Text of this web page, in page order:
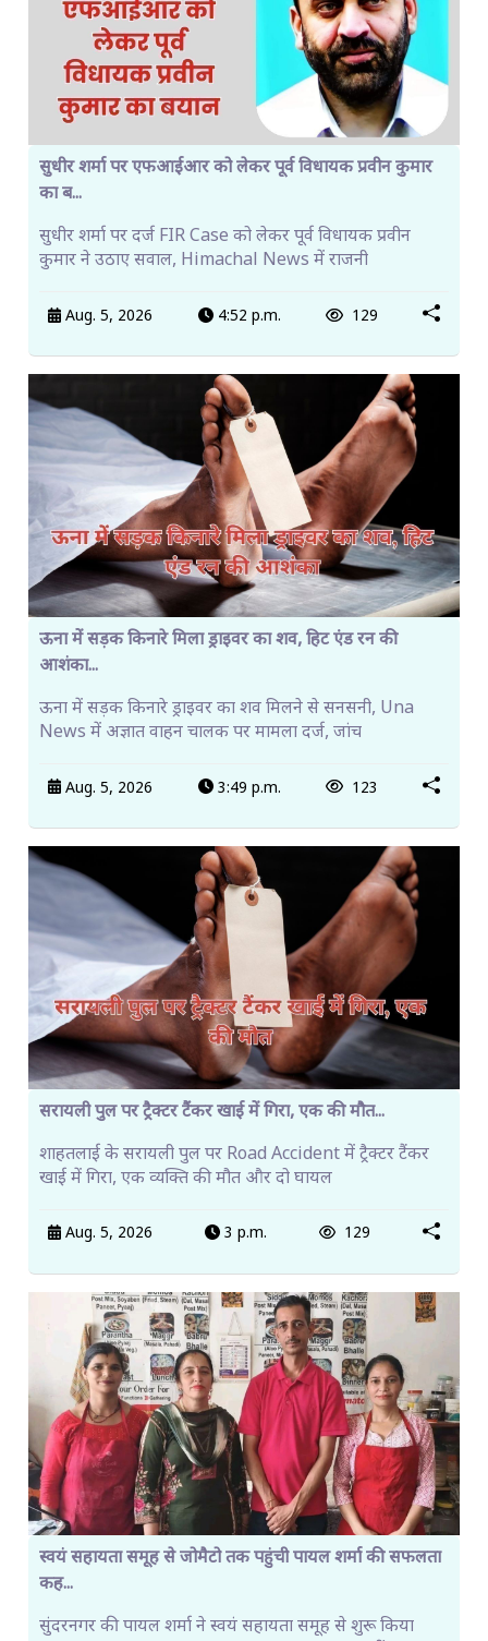
सुधीर शर्मा पर एफआईआर को लेकर पूर्व विधायक प्रवीन कुमार
का ब...
सुधीर शर्मा पर दर्ज FIR Case को लेकर पूर्व विधायक प्रवीन
कुमार ने उठाए सवाल, Himachal News में राजनी
Aug. 5, 2026 4:52 p.m. 129
ऊना में सड़क किनारे मिला ड्राइवर का शव, हिट एंड रन की
आशंका...
ऊना में सड़क किनारे ड्राइवर का शव मिलने से सनसनी, Una
News में अज्ञात वाहन चालक पर मामला दर्ज, जांच
Aug. 5, 2026 3:49 p.m. 123
सरायली पुल पर ट्रैक्टर टैंकर खाई में गिरा, एक की मौत...
शाहतलाई के सरायली पुल पर Road Accident में ट्रैक्टर टैंकर
खाई में गिरा, एक व्यक्ति की मौत और दो घायल
Aug. 5, 2026 3 p.m. 129
स्वयं सहायता समूह से जोमैटो तक पहुंची पायल शर्मा की सफलता
कह...
सुंदरनगर की पायल शर्मा ने स्वयं सहायता समूह से शुरू किया